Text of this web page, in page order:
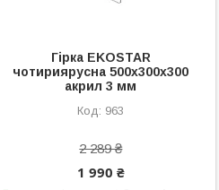
Гірка EKOSTAR
чотириярусна 500х300х300
акрил 3 мм
963
2 289 ₴
1 990 ₴